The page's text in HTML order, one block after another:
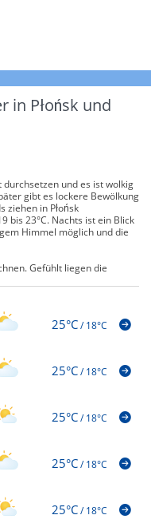
in Płońsk und
durchsetzen und es ist wolkig
gibt es lockere Bewölkung
ziehen in Płońsk
bis 23°C. Nachts ist ein Blick
Himmel möglich und die
Gefühlt liegen die
25°C/18°C
25°C/18°C
25°C/18°C
25°C/18°C
25°C/18°C